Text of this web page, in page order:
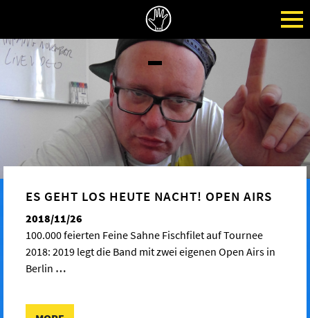
ES GEHT LOS HEUTE NACHT! OPEN AIRS
2018/11/26
100.000 feierten Feine Sahne Fischfilet auf Tournee
2018: 2019 legt die Band mit zwei eigenen Open Airs in
Berlin …